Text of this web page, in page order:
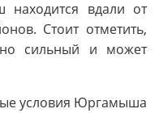
находится вдали от
Стоит отметить,
сильный и может
условия Юргамыша